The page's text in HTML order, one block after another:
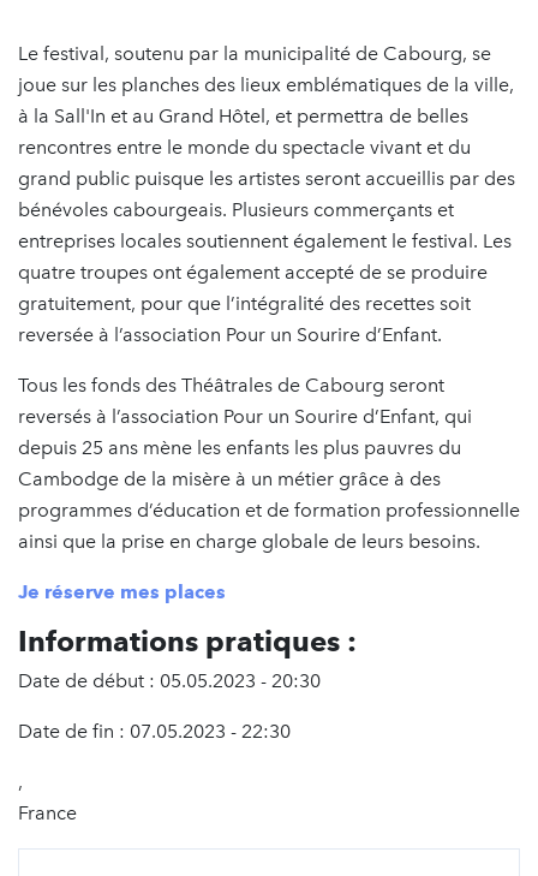
Le festival, soutenu par la municipalité de Cabourg, se
joue sur les planches des lieux emblématiques de la ville,
à la Sall'In et au Grand Hôtel, et permettra de belles
rencontres entre le monde du spectacle vivant et du
grand public puisque les artistes seront accueillis par des
bénévoles cabourgeais. Plusieurs commerçants et
entreprises locales soutiennent également le festival. Les
quatre troupes ont également accepté de se produire
gratuitement, pour que l’intégralité des recettes soit
reversée à l’association Pour un Sourire d’Enfant.
Tous les fonds des Théâtrales de Cabourg seront
reversés à l’association Pour un Sourire d’Enfant, qui
depuis 25 ans mène les enfants les plus pauvres du
Cambodge de la misère à un métier grâce à des
programmes d’éducation et de formation professionnelle
ainsi que la prise en charge globale de leurs besoins.
Je réserve mes places
Informations pratiques :
Date de début : 05.05.2023 - 20:30
Date de fin : 07.05.2023 - 22:30
,
France